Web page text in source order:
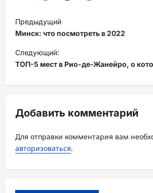
а
в
и
ц
я
з
а
п
Предыдущий
Минск: что посмотреть в 2022
Следующий:
ТОП-5 мест в Рио-де-Жанейро, о
Добавить комментарий
Для отправки комментария вам
авторизоваться.